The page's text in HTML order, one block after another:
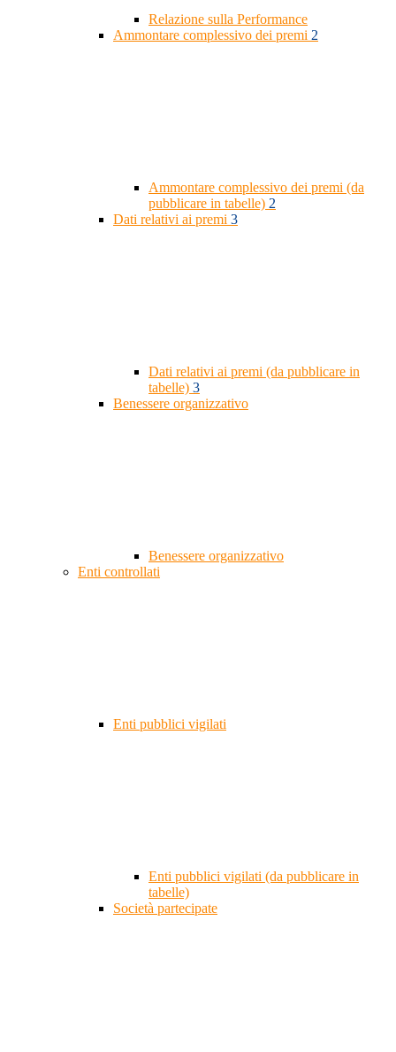
Relazione sulla Performance
Ammontare complessivo dei premi 2
Ammontare complessivo dei premi (da
pubblicare in tabelle) 2
Dati relativi ai premi 3
Dati relativi ai premi (da pubblicare in
tabelle) 3
Benessere organizzativo
Benessere organizzativo
Enti controllati
Enti pubblici vigilati
Enti pubblici vigilati (da pubblicare in
tabelle)
Società partecipate